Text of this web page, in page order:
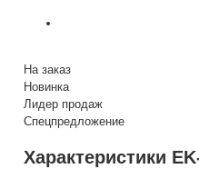
На заказ
Новинка
Лидер продаж
Спецпредложение
Характеристики